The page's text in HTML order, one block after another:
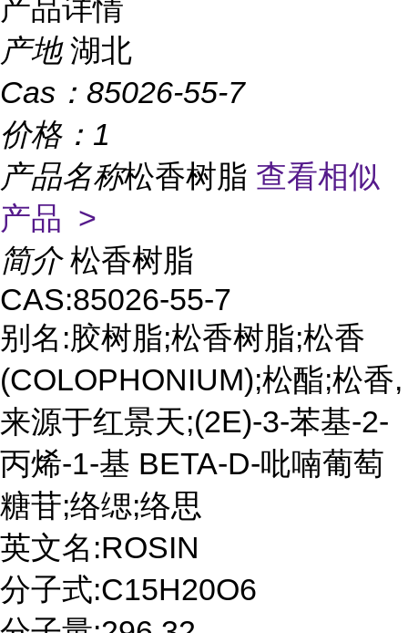
产品详情
产地 湖北
Cas： 85026-55-7
价格： 1
产品名称松香树脂 查看相似
产品 >
简介 松香树脂
CAS:85026-55-7
别名:胶树脂;松香树脂;松香
(COLOPHONIUM);松酯;松香,
来源于红景天;(2E)-3-苯基-2-
丙烯-1-基 BETA-D-吡喃葡萄
糖苷;络缌;络思
英文名:ROSIN
分子式:C15H20O6